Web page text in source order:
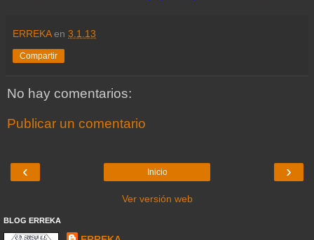
ERREKA en 3.1.13
Compartir
No hay comentarios:
Publicar un comentario
‹ ›
Inicio
Ver versión web
BLOG ERREKA